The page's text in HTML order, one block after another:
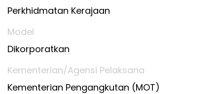
Perkhidmatan Kerajaan
Model
Dikorporatkan
Kementerian/Agensi Pelaksana
Kementerian Pengangkutan (MOT)